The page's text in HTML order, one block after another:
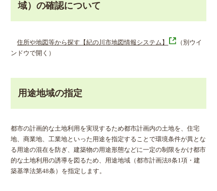
域）の確認について
住所や地図等から探す【紀の川市地図情報システム】
（別ウイ
ンドウで開く）
用途地域の指定
都市の計画的な土地利用を実現するため都市計画内の土地を、住宅
地、商業地、工業地といった用途を指定することで環境条件が異とな
る用途の混在を防ぎ、建築物の用途形態などに一定の制限をかけ都市
的な土地利用の誘導を図るため、用途地域（都市計画法8条1項・建
築基準法第48条）を指定します。